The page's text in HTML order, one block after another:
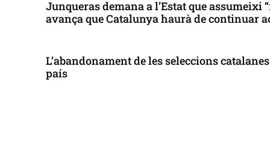
Junqueras demana a l’Estat que assumeixi
avança que Catalunya haurà de continuar
L’abandonament de les seleccions
país